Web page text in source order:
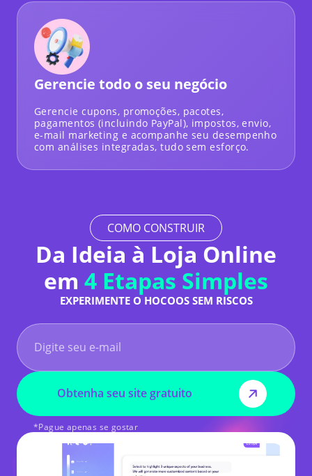
Gerencie todo o seu negócio
Gerencie cupons, promoções, pacotes,
pagamentos (incluindo PayPal), impostos, envio,
e-mail marketing e acompanhe seu desempenho
com análises integradas, tudo sem esforço.
COMO CONSTRUIR
Da Ideia à Loja Online
em 4 Etapas Simples
EXPERIMENTE O HOCOOS SEM RISCOS
Obtenha seu site gratuito
*Pague apenas se gostar